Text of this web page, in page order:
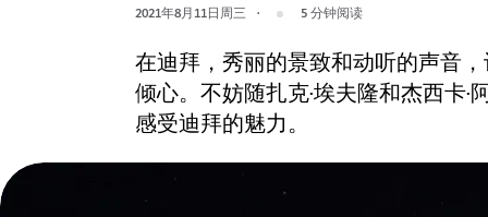
2021年8月11日周三 5分钟阅读
在迪拜，秀丽的景致和动听的声音
倾心。不妨随扎克·埃夫隆和杰西卡·
感受迪拜的魅力。